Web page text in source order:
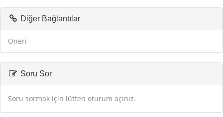
Diğer Bağlantılar
Öneri
Soru Sor
Soru sormak için lütfen oturum açınız.